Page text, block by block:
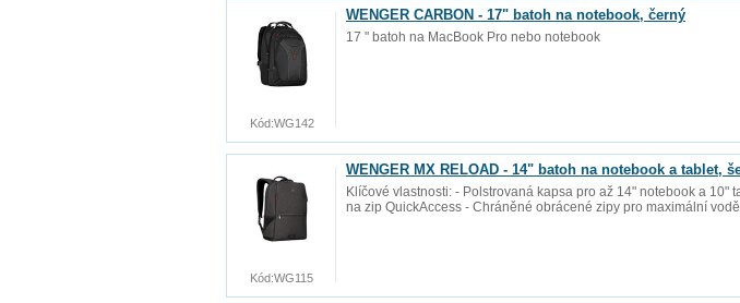
WENGER CARBON - 17" batoh na notebook, černý
17 " batoh na MacBook Pro nebo notebook
Kód:WG142
WENGER MX RELOAD - 14" batoh na notebook a tablet,
Klíčové vlastnosti: - Polstrovaná kapsa pro až 14" notebook a
na zip QuickAccess - Chráněné obrácené zipy pro maximální
Kód:WG115